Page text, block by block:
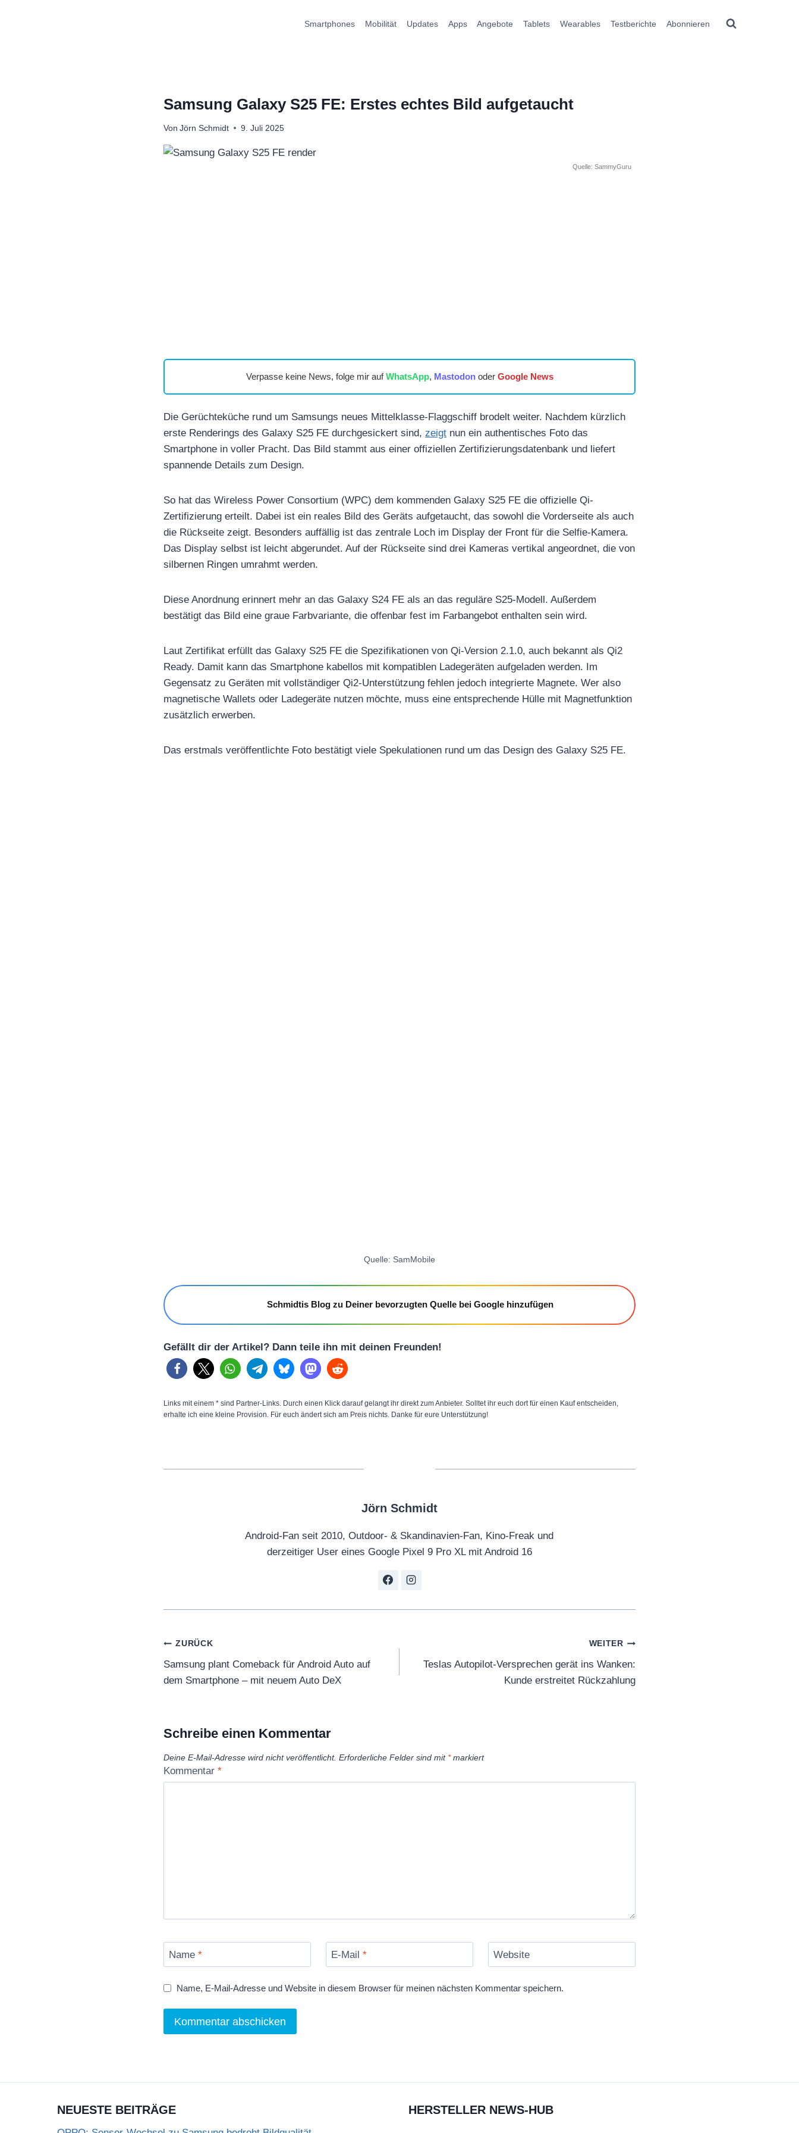
Smartphones Mobilität Updates Apps Angebote Tablets Wearables Testberichte Abonnieren
Samsung Galaxy S25 FE: Erstes echtes Bild aufgetaucht
Von Jörn Schmidt 9. Juli 2025
Quelle: SammyGuru
Verpasse keine News, folge mir aufWhatsApp, Mastodonoder Google News
Die Gerüchteküche rund um Samsungs neues Mittelklasse-Flaggschiff brodelt weiter. Nachdem kürzlich
erste Renderings des Galaxy S25 FE durchgesickert sind, zeigt nun ein authentisches Foto das
Smartphone in voller Pracht. Das Bild stammt aus einer offiziellen Zertifizierungsdatenbank und liefert
spannende Details zum Design.
So hat das Wireless Power Consortium (WPC) dem kommenden Galaxy S25 FE die offizielle Qi-
Zertifizierung erteilt. Dabei ist ein reales Bild des Geräts aufgetaucht, das sowohl die Vorderseite als auch
die Rückseite zeigt. Besonders auffällig ist das zentrale Loch im Display der Front für die Selfie-Kamera.
Das Display selbst ist leicht abgerundet. Auf der Rückseite sind drei Kameras vertikal angeordnet, die von
silbernen Ringen umrahmt werden.
Diese Anordnung erinnert mehr an das Galaxy S24 FE als an das reguläre S25-Modell. Außerdem
bestätigt das Bild eine graue Farbvariante, die offenbar fest im Farbangebot enthalten sein wird.
Laut Zertifikat erfüllt das Galaxy S25 FE die Spezifikationen von Qi-Version 2.1.0, auch bekannt als Qi2
Ready. Damit kann das Smartphone kabellos mit kompatiblen Ladegeräten aufgeladen werden. Im
Gegensatz zu Geräten mit vollständiger Qi2-Unterstützung fehlen jedoch integrierte Magnete. Wer also
magnetische Wallets oder Ladegeräte nutzen möchte, muss eine entsprechende Hülle mit Magnetfunktion
zusätzlich erwerben.
Das erstmals veröffentlichte Foto bestätigt viele Spekulationen rund um das Design des Galaxy S25 FE.
Quelle: SamMobile
Schmidtis Blog zu Deiner bevorzugten Quelle bei Google hinzufügen
Gefällt dir der Artikel? Dann teile ihn mit deinen Freunden!
Links mit einem * sind Partner-Links. Durch einen Klick darauf gelangt ihr direkt zum Anbieter. Solltet ihr euch dort für einen Kauf entscheiden,
erhalte ich eine kleine Provision. Für euch ändert sich am Preis nichts. Danke für eure Unterstützung!
Jörn Schmidt
Android-Fan seit 2010, Outdoor- & Skandinavien-Fan, Kino-Freak und
derzeitiger User eines Google Pixel 9 Pro XL mit Android 16
Beitragsnavigation
ZURÜCK
Samsung plant Comeback für Android Auto auf
dem Smartphone – mit neuem Auto DeX
WEITER
Teslas Autopilot-Versprechen gerät ins Wanken:
Kunde erstreitet Rückzahlung
Schreibe einen Kommentar
Deine E-Mail-Adresse wird nicht veröffentlicht. Erforderliche Felder sind mit *markiert
Kommentar *
Name * E-Mail * Website
Name, E-Mail-Adresse und Website in diesem Browser für meinen nächsten Kommentar speichern.
NEUESTE BEITRÄGE HERSTELLER NEWS-HUB